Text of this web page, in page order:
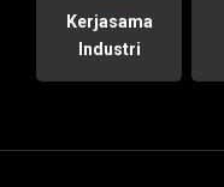
Kerjasama
Industri